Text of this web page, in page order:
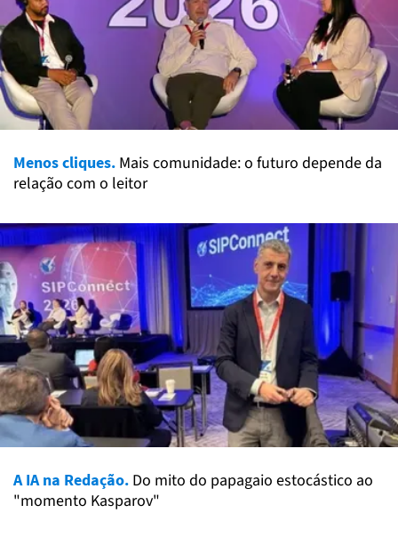
Menos cliques. Mais comunidade: o futuro depende da
relação com o leitor
A IA na Redação. Do mito do papagaio estocástico ao
"momento Kasparov"